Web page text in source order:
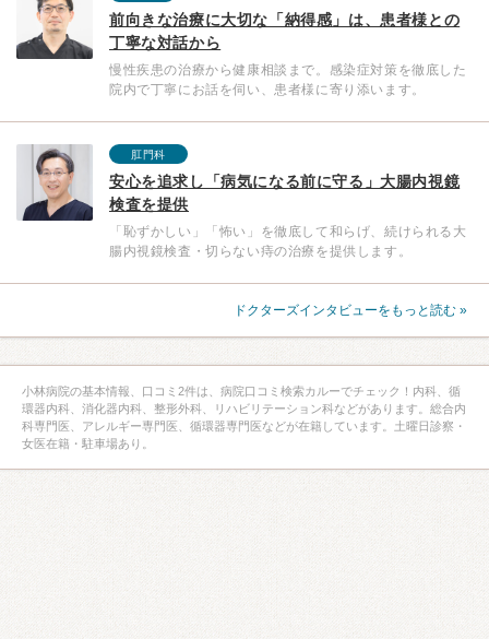
前向きな治療に大切な「納得感」は、患者様との
丁寧な対話から
慢性疾患の治療から健康相談まで。感染症対策を徹底した
院内で丁寧にお話を伺い、患者様に寄り添います。
肛門科
安心を追求し「病気になる前に守る」大腸内視鏡
検査を提供
「恥ずかしい」「怖い」を徹底して和らげ、続けられる大
腸内視鏡検査・切らない痔の治療を提供します。
ドクターズインタビューをもっと読む »
小林病院の基本情報、口コミ2件は、病院口コミ検索カルーでチェック！内科、循
環器内科、消化器内科、整形外科、リハビリテーション科などがあります。総合内
科専門医、アレルギー専門医、循環器専門医などが在籍しています。土曜日診察・
女医在籍・駐車場あり。